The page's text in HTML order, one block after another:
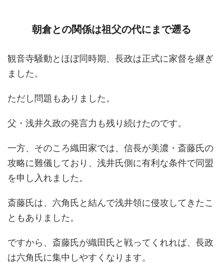
朝倉との関係は祖父の代にまで遡る
観音寺騒動とほぼ同時期、長政は正式に家督を継ぎ
ました。
ただし問題もありました。
父・浅井久政の発言力も残り続けたのです。
一方、そのころ織田家では、信長が美濃・斎藤氏の
攻略に難儀しており、浅井氏側に有利な条件で同盟
を申し入れました。
斎藤氏は、六角氏と結んで浅井領に侵攻してきたこ
ともありました。
ですから、斎藤氏が織田氏と戦ってくれれば、長政
は六角氏に集中しやすくなります。